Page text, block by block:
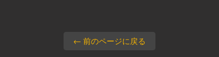
← 前のページに戻る